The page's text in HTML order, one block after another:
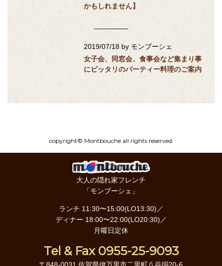
かもしれません】
2019/07/18 by モンブーシェ
女子会、同窓会、食事会など集まり事
にピッタリのパーティー料理のご案内
copyright© Montbouche all rights reserved.
大人の隠れ家フレンチ
「モンブーシェ」
ランチ 11:30〜15:00(LO13:30)／
ディナー 18:00〜22:00(LO20:30)／
月曜日定休
Tel & Fax 0955-25-9093